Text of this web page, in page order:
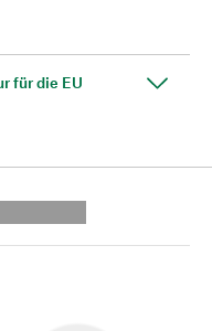
für die EU